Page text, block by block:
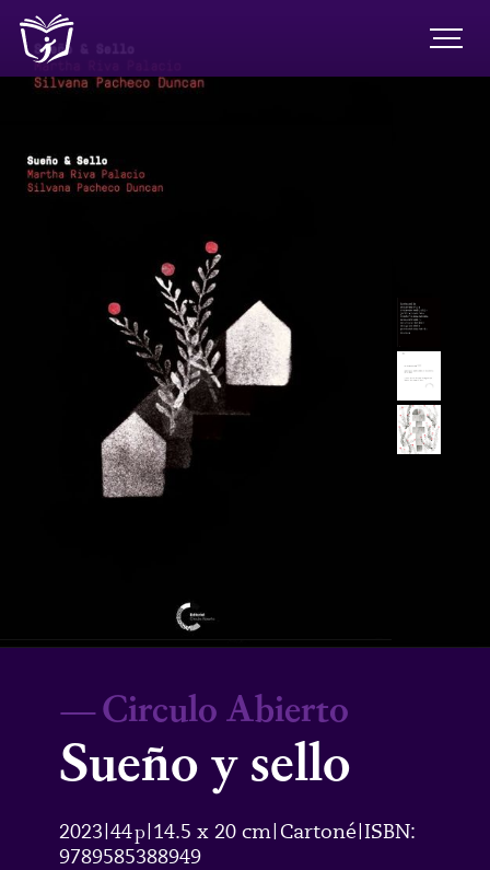
—Circulo Abierto
Sueño y sello
2023 44p 14.5 x 20 cm Cartoné ISBN:
9789585388949